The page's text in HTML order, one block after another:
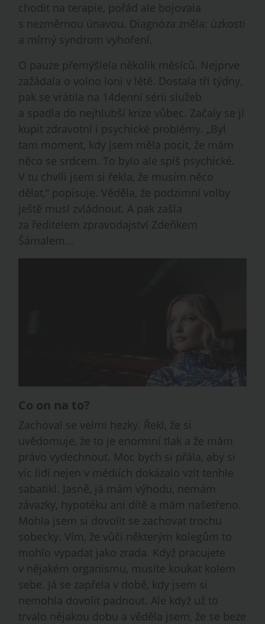
chodit na terapie, pořád ale bojovala
s nezměrnou únavou. Diagnóza zněla: úzkosti
a mírný syndrom vyhoření.
O pauze přemýšlela několik měsíců. Nejprve
zažádala o volno loni v létě. Dostala tři týdny,
pak se vrátila na 14denní sérii služeb
a spadla do nejhlubší krize vůbec. Začaly se jí
kupit zdravotní i psychické problémy. „Byl
tam moment, kdy jsem měla pocit, že mám
něco se srdcem. To bylo ale spíš psychické.
V tu chvíli jsem si řekla, že musím něco
dělat,“ popisuje. Věděla, že podzimní volby
ještě musí zvládnout. A pak zašla
za ředitelem zpravodajství Zdeňkem
Šámalem…
Co on na to?
Zachoval se velmi hezky. Řekl, že si
uvědomuje, že to je enormní tlak a že mám
právo vydechnout. Moc bych si přála, aby si
víc lidí nejen v médiích dokázalo vzít tenhle
sabatikl. Jasně, já mám výhodu, nemám
závazky, hypotéku ani dítě a mám našetřeno.
Mohla jsem si dovolit se zachovat trochu
sobecky. Vím, že vůči některým kolegům to
mohlo vypadat jako zrada. Když pracujete
v nějakém organismu, musíte koukat kolem
sebe. Já se zapřela v době, kdy jsem si
nemohla dovolit padnout. Ale když už to
trvalo nějakou dobu a věděla jsem, že se beze